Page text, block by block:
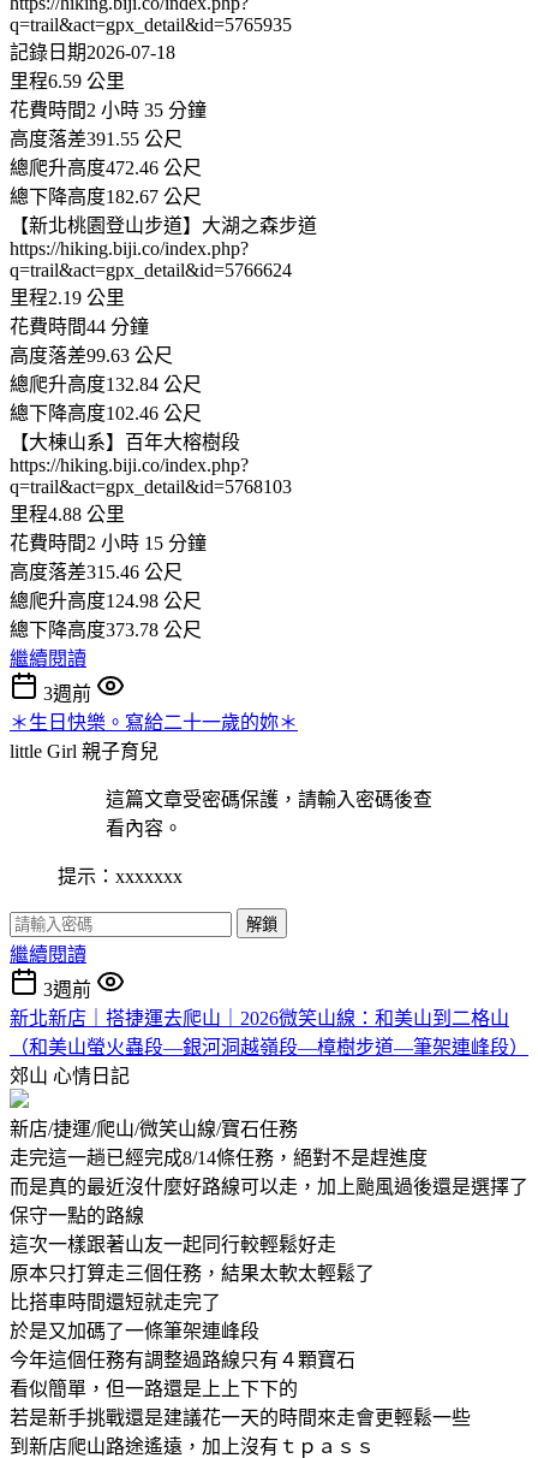
q=trail&act=gpx_detail&id=5765935
記錄日期2026-07-18
里程6.59 公里
花費時間2 小時 35 分鐘
高度落差391.55 公尺
總爬升高度472.46 公尺
總下降高度182.67 公尺
【新北桃園登山步道】大湖之森步道
https://hiking.biji.co/index.php?
q=trail&act=gpx_detail&id=5766624
里程2.19 公里
花費時間44 分鐘
高度落差99.63 公尺
總爬升高度132.84 公尺
總下降高度102.46 公尺
【大棟山系】百年大榕樹段
https://hiking.biji.co/index.php?
q=trail&act=gpx_detail&id=5768103
里程4.88 公里
花費時間2 小時 15 分鐘
高度落差315.46 公尺
總爬升高度124.98 公尺
總下降高度373.78 公尺
繼續閱讀
3週前
＊生日快樂。寫給二十一歲的妳＊
little Girl 親子育兒
這篇文章受密碼保護，請輸入密碼後查
看內容。
提示：xxxxxxx
解鎖
繼續閱讀
3週前
新北新店｜搭捷運去爬山｜2026微笑山線：和美山到二格山
（和美山螢火蟲段—銀河洞越嶺段—樟樹步道—筆架連峰段）
郊山 心情日記
新店/捷運/爬山/微笑山線/寶石任務
走完這一趟已經完成8/14條任務，絕對不是趕進度
而是真的最近沒什麼好路線可以走，加上颱風過後還是選擇了
保守一點的路線
這次一樣跟著山友一起同行較輕鬆好走
原本只打算走三個任務，結果太軟太輕鬆了
比搭車時間還短就走完了
於是又加碼了一條筆架連峰段
今年這個任務有調整過路線只有４顆寶石
看似簡單，但一路還是上上下下的
若是新手挑戰還是建議花一天的時間來走會更輕鬆一些
到新店爬山路途遙遠，加上沒有ｔｐａｓｓ